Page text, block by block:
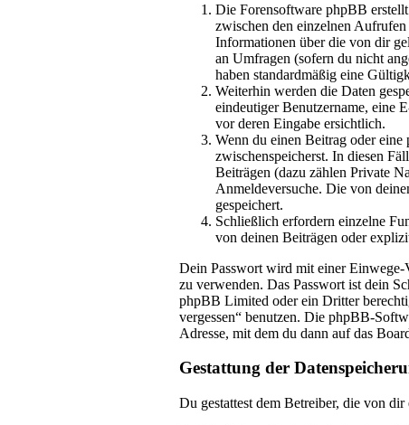
Die Forensoftware phpBB
zwischen den einzelnen
Informationen über die von dir
an Umfragen (sofern du nicht
haben standardmäßig eine
Weiterhin werden die Daten
eindeutiger Benutzername, eine
vor deren Eingabe ersichtlich.
Wenn du einen Beitrag oder
zwischenspeicherst. In diesen
Beiträgen (dazu zählen Private
Anmeldeversuche. Die von
gespeichert.
Schließlich erfordern einzelne
von deinen Beiträgen oder
Dein Passwort wird mit einer Einwege-
zu verwenden. Das Passwort ist dein
phpBB Limited oder ein Dritter
vergessen“ benutzen. Die phpBB-
Adresse, mit dem du dann auf das
Gestattung der
Du gestattest dem Betreiber, die von